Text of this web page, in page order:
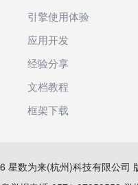
引擎使用体验
应用开发
经验分享
文档教程
框架下载
星数为来(杭州)科技有限公司